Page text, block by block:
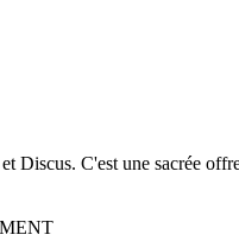
C'est une sacrée